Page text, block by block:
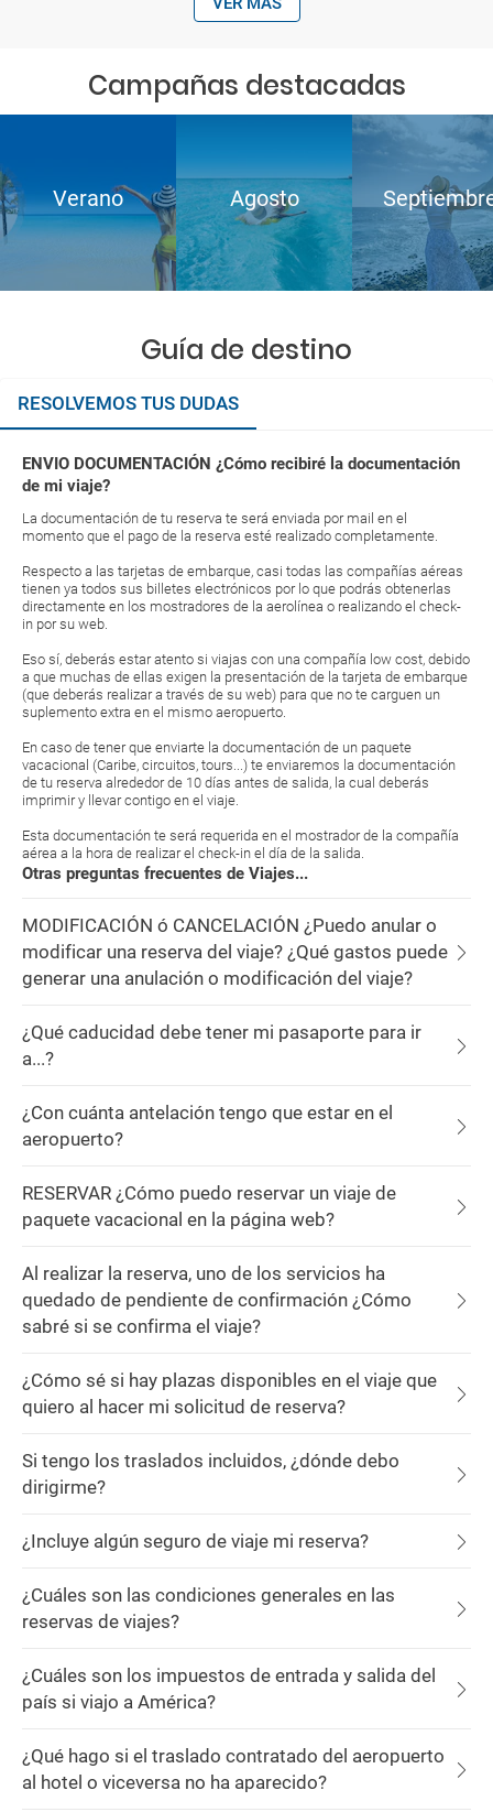
Campañas destacadas
Verano Agosto
Guía de destino
RESOLVEMOS TUS DUDAS
ENVIO DOCUMENTACIÓN ¿Cómo recibiré la documentación
de mi viaje?
La documentación de tu reserva te será enviada por mail en el
momento que el pago de la reserva esté realizado completamente.
Respecto a las tarjetas de embarque, casi todas las compañías aéreas
tienen ya todos sus billetes electrónicos por lo que podrás obtenerlas
directamente en los mostradores de la aerolínea o realizando el check-
in por su web.
Eso sí, deberás estar atento si viajas con una compañía low cost, debido
a que muchas de ellas exigen la presentación de la tarjeta de embarque
(que deberás realizar a través de su web) para que no te carguen un
suplemento extra en el mismo aeropuerto.
En caso de tener que enviarte la documentación de un paquete
vacacional (Caribe, circuitos, tours...) te enviaremos la documentación
de tu reserva alrededor de 10 días antes de salida, la cual deberás
imprimir y llevar contigo en el viaje.
Esta documentación te será requerida en el mostrador de la compañía
aérea a la hora de realizar el check-in el día de la salida.
Otras preguntas frecuentes de Viajes...
MODIFICACIÓN ó CANCELACIÓN ¿Puedo anular o
modificar una reserva del viaje? ¿Qué gastos puede
generar una anulación o modificación del viaje?
¿Qué caducidad debe tener mi pasaporte para ir
a...?
¿Con cuánta antelación tengo que estar en el
aeropuerto?
RESERVAR ¿Cómo puedo reservar un viaje de
paquete vacacional en la página web?
Al realizar la reserva, uno de los servicios ha
quedado de pendiente de confirmación ¿Cómo
sabré si se confirma el viaje?
¿Cómo sé si hay plazas disponibles en el viaje que
quiero al hacer mi solicitud de reserva?
Si tengo los traslados incluidos, ¿dónde debo
dirigirme?
¿Incluye algún seguro de viaje mi reserva?
¿Cuáles son las condiciones generales en las
reservas de viajes?
¿Cuáles son los impuestos de entrada y salida del
país si viajo a América?
¿Qué hago si el traslado contratado del aeropuerto
al hotel o viceversa no ha aparecido?